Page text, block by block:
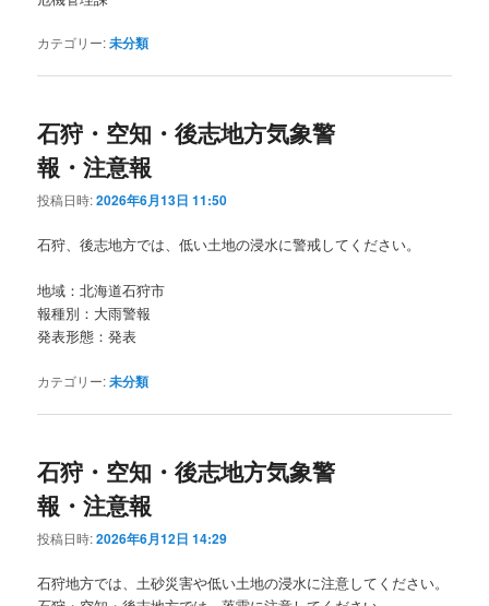
カテゴリー:未分類
石狩・空知・後志地方気象警
報・注意報
投稿日時:2026年6月13日 11:50
石狩、後志地方では、低い土地の浸水に警戒してください。
地域：北海道石狩市
報種別：大雨警報
発表形態：発表
カテゴリー:未分類
石狩・空知・後志地方気象警
報・注意報
投稿日時:2026年6月12日 14:29
石狩地方では、土砂災害や低い土地の浸水に注意してください。